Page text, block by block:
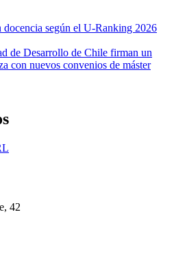
según el U-Ranking 2026
de Desarrollo de Chile firman un
con nuevos convenios de máster
42